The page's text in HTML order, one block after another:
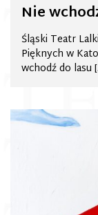
Nie
Śląski Teatr
Pięknych w
wchodź do lasu